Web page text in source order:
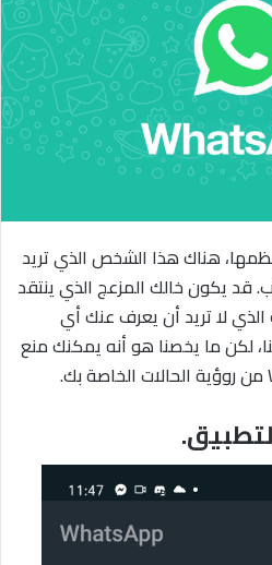
هناك هذا الشخص الذي تريد
قد يكون خالك المزعج الذي ينتقد
لا تريد أن يعرف عنك أي
لكن ما يخصنا هو أنه يمكنك منع